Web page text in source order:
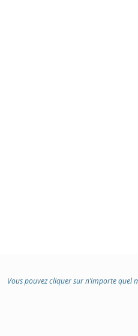
Vous pouvez cliquer sur n’importe